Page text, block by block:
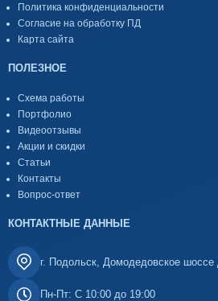
Политика конфиденциальности
Согласие на обработку ПД
Карта сайта
ПОЛЕЗНОЕ
Схема работы
Портфолио
Видеоотзывы
Акции и скидки
Статьи
Контакты
Вопрос-ответ
КОНТАКТНЫЕ ДАННЫЕ
г. Подольск, Домодедовское шоссе
Пн-Пт: С 10:00 до 19:00